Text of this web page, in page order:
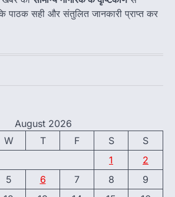
पाठक सही और संतुलित जानकारी प्राप्त कर
August 2026
W T F S
S
1
2
5 6 7 8
9